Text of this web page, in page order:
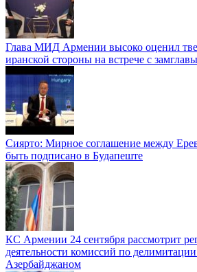
Глава МИД Армении высоко оценил
иранской стороны на встрече с
Сиярто: Мирное соглашение между
быть подписано в Будапеште
КС Армении 24 сентября рассмотрит
деятельности комиссий по
Азербайджаном